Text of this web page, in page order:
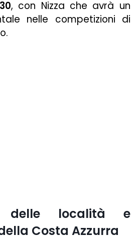
, con Nizza che avrà un
nelle competizioni di
delle località e
Costa Azzurra